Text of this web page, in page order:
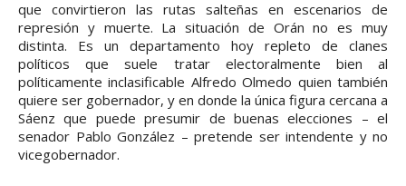
que convirtieron las rutas salteñas en escenarios de
represión y muerte. La situación de Orán no es muy
distinta. Es un departamento hoy repleto de clanes
políticos que suele tratar electoralmente bien al
políticamente inclasificable Alfredo Olmedo quien también
quiere ser gobernador, y en donde la única figura cercana a
Sáenz que puede presumir de buenas elecciones – el
senador Pablo González – pretende ser intendente y no
vicegobernador.